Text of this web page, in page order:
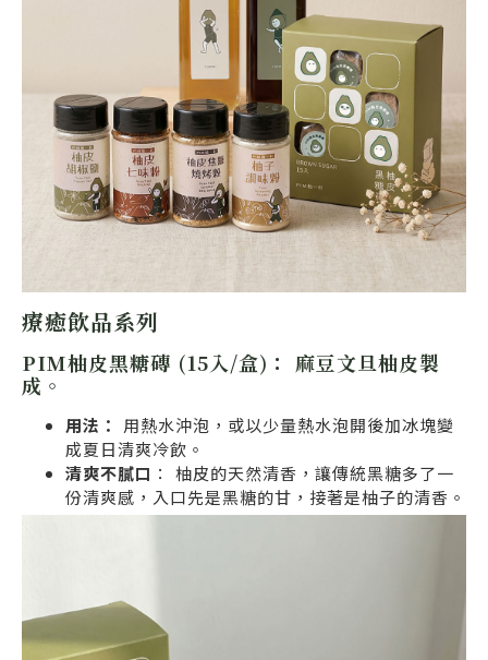
療癒飲品系列
PIM柚皮黑糖磚 (15入/盒)：
麻豆文旦柚皮製
成。
用法：
用熱水沖泡，或以少量熱水泡開後加冰塊變
成夏日清爽冷飲。
清爽不膩口 ： 柚皮的天然清香，讓傳統黑糖多了一
份清爽感，入口先是黑糖的甘，接著是柚子的清香。